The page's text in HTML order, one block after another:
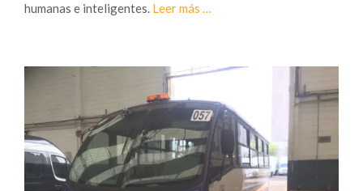
humanas e inteligentes. Leer más
movilidad
enfoque
humano,
simple
e
inteligente
…